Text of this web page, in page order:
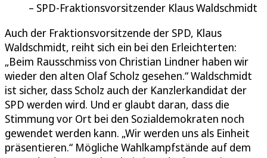
SPD-Fraktionsvorsitzender Klaus Waldschmidt
Auch der Fraktionsvorsitzende der SPD, Klaus
Waldschmidt, reiht sich ein bei den Erleichterten:
„Beim Rausschmiss von Christian Lindner haben wir
wieder den alten Olaf Scholz gesehen.“ Waldschmidt
ist sicher, dass Scholz auch der Kanzlerkandidat der
SPD werden wird. Und er glaubt daran, dass die
Stimmung vor Ort bei den Sozialdemokraten noch
gewendet werden kann. „Wir werden uns als Einheit
präsentieren.“ Mögliche Wahlkampfstände auf dem